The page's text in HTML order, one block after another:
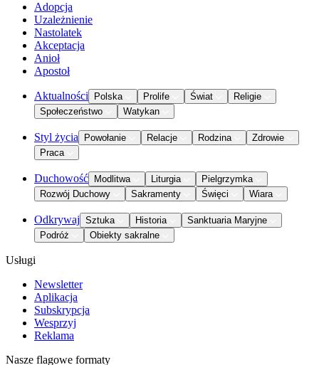
Adopcja
Uzależnienie
Nastolatek
Akceptacja
Anioł
Apostoł
Aktualności Polska Prolife Świat
Religie
Społeczeństwo
Watykan
Styl życia Powołanie Relacje Rodzina
Zdrowie
Praca
Duchowość Modlitwa Liturgia
Pielgrzymka
Rozwój Duchowy
Sakramenty Święci Wiara
Odkrywaj Sztuka Historia
Sanktuaria Maryjne
Podróż
Obiekty sakralne
Usługi
Newsletter
Aplikacja
Subskrypcja
Wesprzyj
Reklama
Nasze flagowe formaty